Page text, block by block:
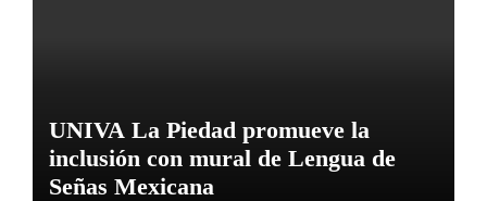
UNIVA La Piedad promueve la
inclusión con mural de Lengua de
Señas Mexicana